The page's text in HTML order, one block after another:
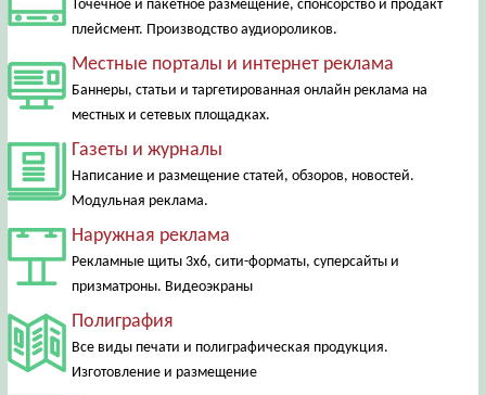
Точечное и пакетное размещение, спонсорство и продакт
плейсмент. Производство аудиороликов.
Местные порталы и интернет реклама
Баннеры, статьи и таргетированная онлайн реклама на
местных и сетевых площадках.
Газеты и журналы
Написание и размещение статей, обзоров, новостей.
Модульная реклама.
Наружная реклама
Рекламные щиты 3х6, сити-форматы, суперсайты и
призматроны. Видеоэкраны
Полиграфия
Все виды печати и полиграфическая продукция.
Изготовление и размещение